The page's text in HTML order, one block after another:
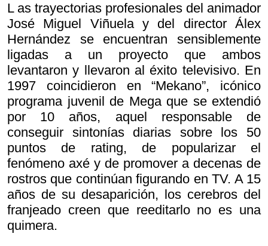
L as trayectorias profesionales del animador
José Miguel Viñuela y del director Álex
Hernández se encuentran sensiblemente
ligadas a un proyecto que ambos
levantaron y llevaron al éxito televisivo. En
1997 coincidieron en “Mekano”, icónico
programa juvenil de Mega que se extendió
por 10 años, aquel responsable de
conseguir sintonías diarias sobre los 50
puntos de rating, de popularizar el
fenómeno axé y de promover a decenas de
rostros que continúan figurando en TV. A 15
años de su desaparición, los cerebros del
franjeado creen que reeditarlo no es una
quimera.